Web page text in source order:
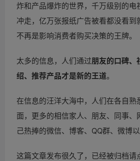
炸和产品爆炸的世界，千万级别的电
冲走，亿万张报纸广告被看都没看
不再是影响消费者购买决策的王牌。
太多的信息，人们通过朋友的口碑、
绍、推荐产品才是新的王道。
在信息的汪洋大海中，人们在各自熟
面，更多的相信家人、朋友、同事、
己热捧的微信、博客、QQ群、微博
这篇文章发布很久了，已经被归档请